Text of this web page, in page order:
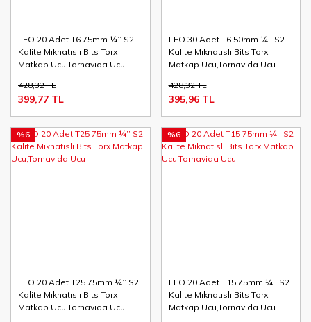
LEO 20 Adet T6 75mm ¼’’ S2
Kalite Mıknatıslı Bits Torx
Matkap Ucu,Tornavida Ucu
428,32 TL
399,77 TL
LEO 30 Adet T6 50mm ¼’’ S2
Kalite Mıknatıslı Bits Torx
Matkap Ucu,Tornavida Ucu
428,32 TL
395,96 TL
LEO 20 Adet T25 75mm ¼’’ S2
Kalite Mıknatıslı Bits Torx
Matkap Ucu,Tornavida Ucu
%6
LEO 20 Adet T15 75mm ¼’’ S2
Kalite Mıknatıslı Bits Torx
Matkap Ucu,Tornavida Ucu
%6